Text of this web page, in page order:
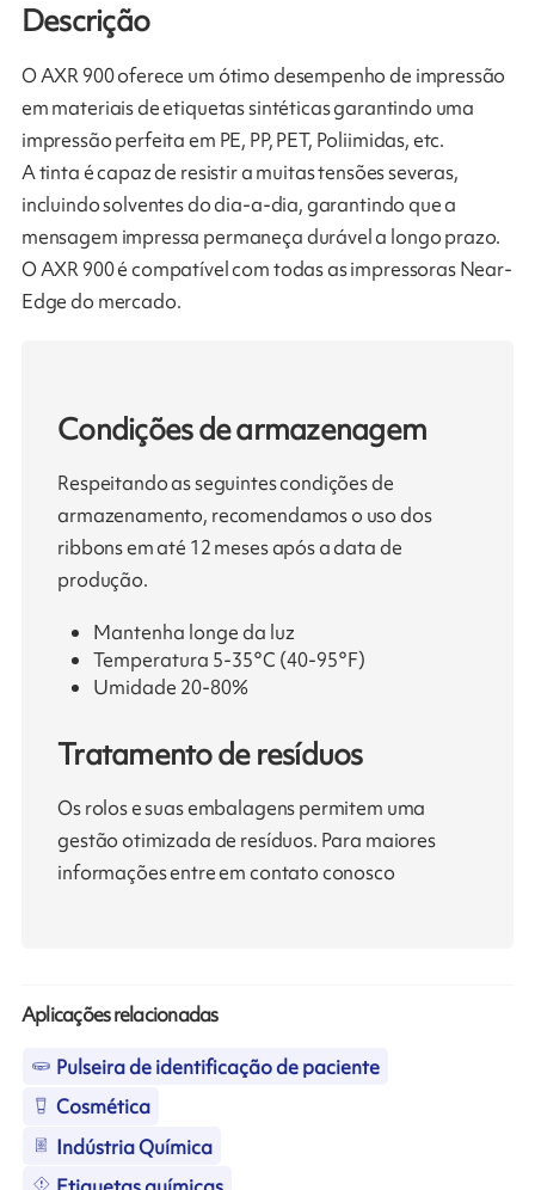
Descrição
O AXR 900 oferece um ótimo desempenho de impressão
em materiais de etiquetas sintéticas garantindo uma
impressão perfeita em PE, PP, PET, Poliimidas, etc.
A tinta é capaz de resistir a muitas tensões severas,
incluindo solventes do dia-a-dia, garantindo que a
mensagem impressa permaneça durável a longo prazo.
O AXR 900 é compatível com todas as impressoras Near-
Edge do mercado.
Condições de armazenagem
Respeitando as seguintes condições de
armazenamento, recomendamos o uso dos
ribbons em até 12 meses após a data de
produção.
Mantenha longe da luz
Temperatura 5-35°C (40-95°F)
Umidade 20-80%
Tratamento de resíduos
Os rolos e suas embalagens permitem uma
gestão otimizada de resíduos. Para maiores
informações entre em contato conosco
Aplicações relacionadas
Pulseira de identificação de paciente
Cosmética
Indústria Química